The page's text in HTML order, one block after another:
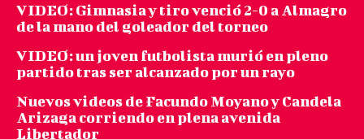
VIDEO: Gimnasia y tiro venció 2-0 a Almagro
de la mano del goleador del torneo
VIDEO: un joven futbolista murió en pleno
partido tras ser alcanzado por un rayo
Nuevos videos de Facundo Moyano y Candela
Arizaga corriendo en plena avenida
Libertador